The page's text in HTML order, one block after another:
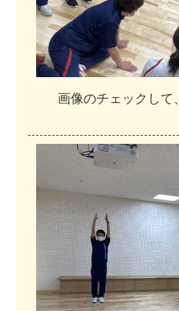
画像のチ ェ ッ ク して